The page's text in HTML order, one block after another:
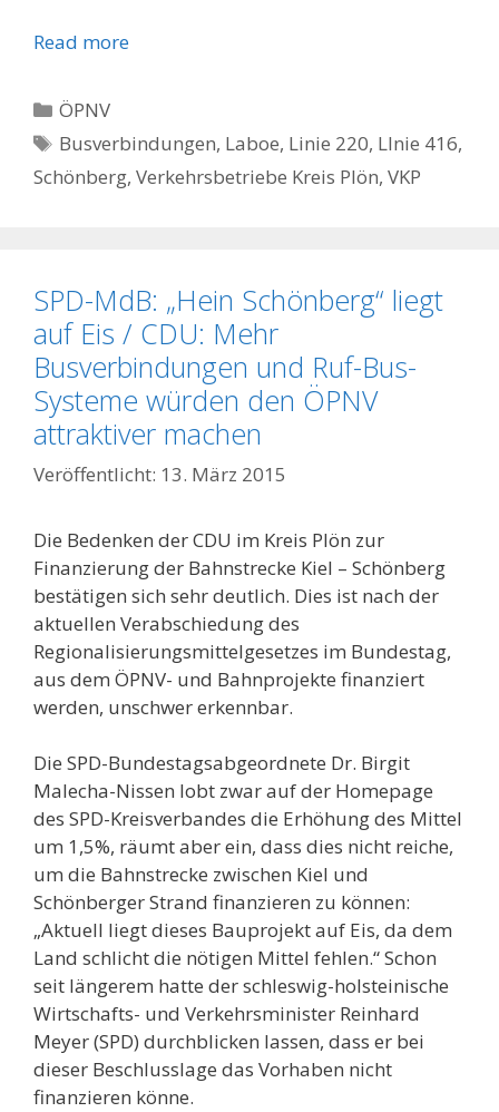
Read more
Kategorien
ÖPNV
Schlagwörter
Busverbindungen, Laboe, Linie 220, LInie 416,
Schönberg, Verkehrsbetriebe Kreis Plön, VKP
SPD-MdB: „Hein Schönberg“ liegt
auf Eis / CDU: Mehr
Busverbindungen und Ruf-Bus-
Systeme würden den ÖPNV
attraktiver machen
13. März 2015
Die Bedenken der CDU im Kreis Plön zur
Finanzierung der Bahnstrecke Kiel – Schönberg
bestätigen sich sehr deutlich. Dies ist nach der
aktuellen Verabschiedung des
Regionalisierungsmittelgesetzes im Bundestag,
aus dem ÖPNV- und Bahnprojekte finanziert
werden, unschwer erkennbar.
Die SPD-Bundestagsabgeordnete Dr. Birgit
Malecha-Nissen lobt zwar auf der Homepage
des SPD-Kreisverbandes die Erhöhung des Mittel
um 1,5%, räumt aber ein, dass dies nicht reiche,
um die Bahnstrecke zwischen Kiel und
Schönberger Strand finanzieren zu können:
„Aktuell liegt dieses Bauprojekt auf Eis, da dem
Land schlicht die nötigen Mittel fehlen.“ Schon
seit längerem hatte der schleswig-holsteinische
Wirtschafts- und Verkehrsminister Reinhard
Meyer (SPD) durchblicken lassen, dass er bei
dieser Beschlusslage das Vorhaben nicht
finanzieren könne.